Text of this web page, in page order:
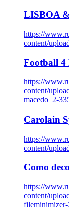
LISBOA
https://
content/
Football 4
https://
content/
macedo_2-
Carolain
https://
content/
Como
https://
content/